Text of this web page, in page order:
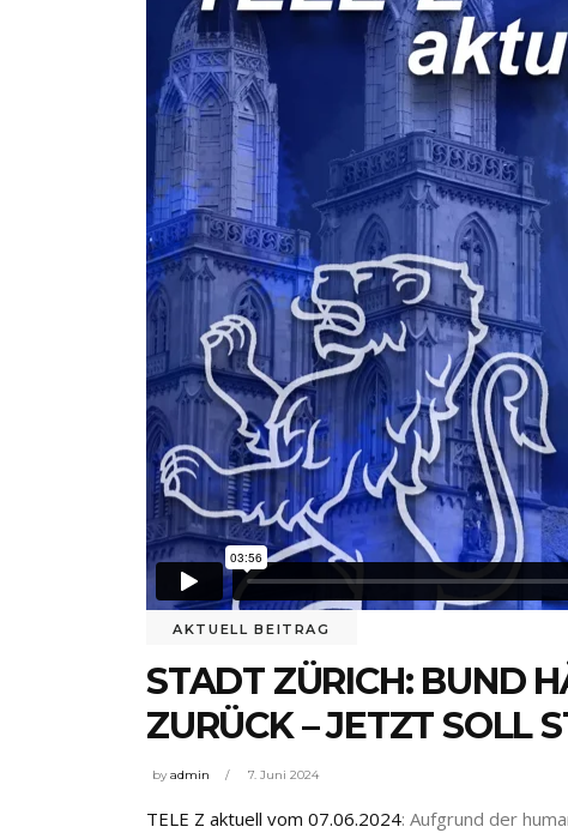
AKTUELL BEITRAG
STADT ZÜRICH: BUND
ZURÜCK – JETZT SOLL
byadmin 7. Juni 2024
TELE Z aktuell vom 07.06.2024: Aufgrund der